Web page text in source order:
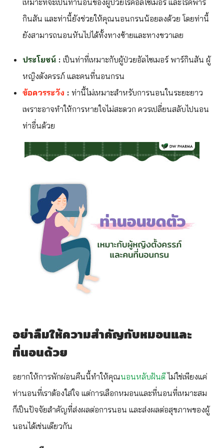
กินสัน และท่านี้ยังช่วยให้คุณนอนกรนน้อยลงด้วย โดยท่านี้
ยังสามารถนอนหันไปได้ทั้งทางซ้ายและทางขวาเลย
ประโยชน์ : เป็นท่าที่เหมาะกับผู้ป่วยอัลไซเมอร์ พาร์กินสัน ผู้
หญิงตังครรภ์ และคนที่นอนกรน
ข้อควรระวัง : ท่านี้ไม่เหมาะสำหรับการนอนในระยะยาว
เพราะอาจทำให้การหายใจไม่สะดวก ควรเปลี่ยนสลับไปนอน
ท่าอื่นด้วย
อย่าลืมให้ความสำคัญกับหมอนและ
ที่นอนด้วย
อยากให้การพักผ่อนคืนนี้ทำให้คุณนอนหลับฝันดีไม่ใช่เพียงแค่
ท่านอนที่เราต้องใส่ใจ แต่การเลือกหมอนและที่นอนที่เหมาะสม
ก็เป็นปัจจัยสำคัญที่ส่งผลต่อการนอน และส่งผลต่อสุขภาพของผู้
นอนได้เช่นเดียวกัน